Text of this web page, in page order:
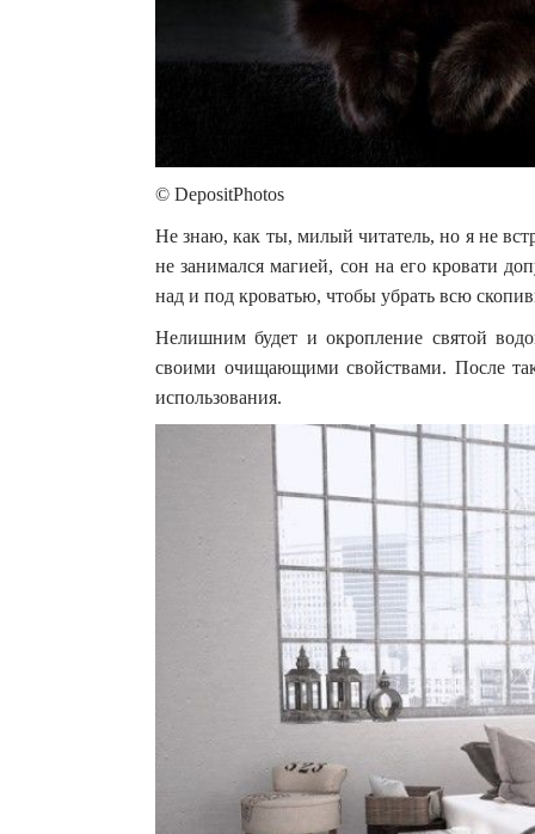
© DepositPhotos
Не знаю, как ты, милый читатель, но я не
не занимался магией, сон на его кровати
над и под кроватью, чтобы убрать всю
Нелишним будет и окропление святой
своими очищающими свойствами. После
использования.